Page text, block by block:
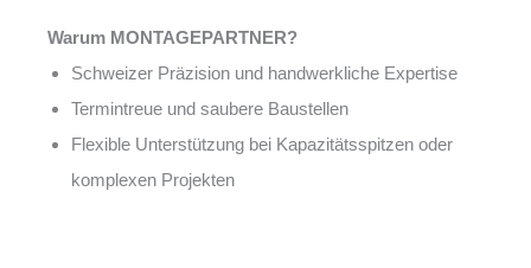
Warum MONTAGEPARTNER?
Schweizer Präzision und handwerkliche Expertise
Termintreue und saubere Baustellen
Flexible Unterstützung bei Kapazitätsspitzen oder
komplexen Projekten